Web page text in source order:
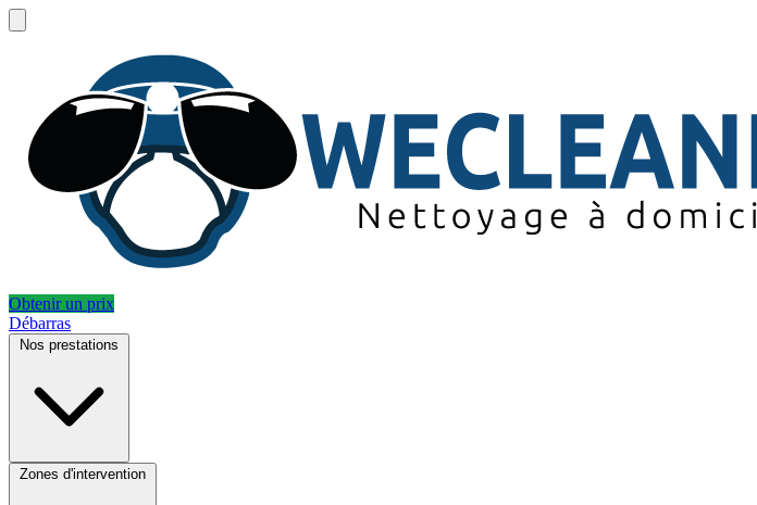
Obtenir un prix
Débarras
Nos prestations
Zones d'intervention